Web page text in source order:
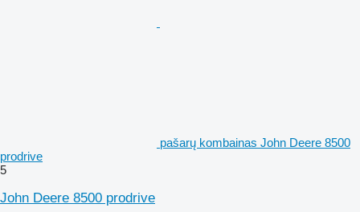
pašarų kombainas John Deere 8500
prodrive
5
John Deere 8500 prodrive